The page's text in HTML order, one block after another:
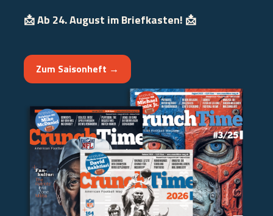
📩 Ab 24. August im Briefkasten! 📩
Zum Saisonheft →